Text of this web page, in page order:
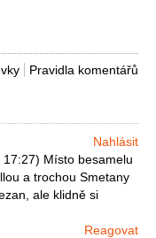
Pravidla komentářů
Nahlásit
Místo besamelu
a trochou Smetany
ale klidně si
Reagovat